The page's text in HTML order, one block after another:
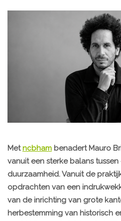
Metncbham benadert Mauro
vanuit een sterke balans
duurzaamheid. Vanuit de
opdrachten van een
van de inrichting van grote
herbestemming van historisch